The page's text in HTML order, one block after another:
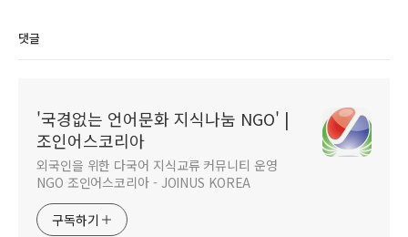
댓글
'국경없는 언어문화 지식나눔 NGO' |
조인어스코리아
외국인을 위한 다국어 지식교류 커뮤니티 운영
NGO 조인어스코리아 - JOINUS KOREA
구독하기